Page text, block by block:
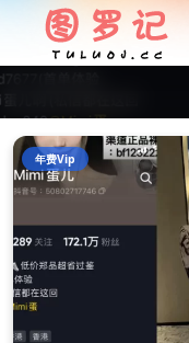
年费Vip